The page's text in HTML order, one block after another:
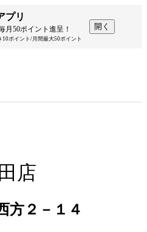
プリ
月50ポイント進呈！
ポイント/月間最大50ポイント
開く
店
方２－１４
く！
く！